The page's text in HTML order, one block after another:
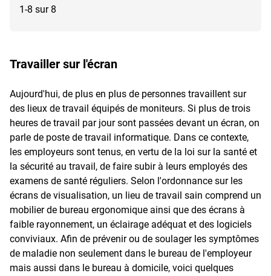
1-8 sur 8
Travailler sur l'écran
Aujourd'hui, de plus en plus de personnes travaillent sur
des lieux de travail équipés de moniteurs. Si plus de trois
heures de travail par jour sont passées devant un écran, on
parle de poste de travail informatique. Dans ce contexte,
les employeurs sont tenus, en vertu de la loi sur la santé et
la sécurité au travail, de faire subir à leurs employés des
examens de santé réguliers. Selon l'ordonnance sur les
écrans de visualisation, un lieu de travail sain comprend un
mobilier de bureau ergonomique ainsi que des écrans à
faible rayonnement, un éclairage adéquat et des logiciels
conviviaux. Afin de prévenir ou de soulager les symptômes
de maladie non seulement dans le bureau de l'employeur
mais aussi dans le bureau à domicile, voici quelques